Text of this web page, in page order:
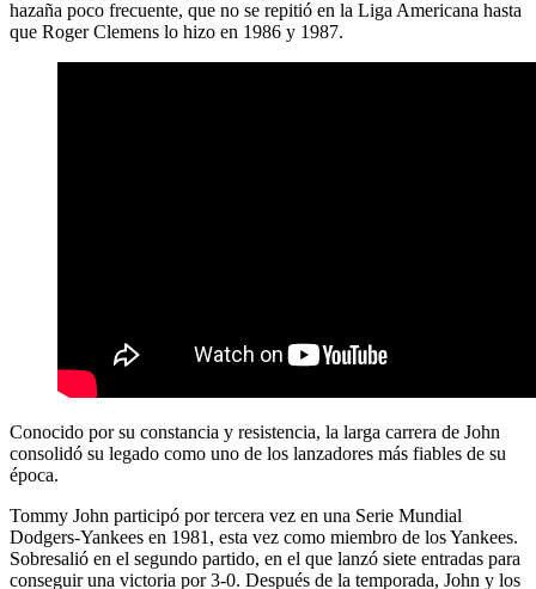
hazaña poco frecuente, que no se repitió en la Liga Americana hasta
que Roger Clemens lo hizo en 1986 y 1987.
Conocido por su constancia y resistencia, la larga carrera de John
consolidó su legado como uno de los lanzadores más fiables de su
época.
Tommy John participó por tercera vez en una Serie Mundial
Dodgers-Yankees en 1981, esta vez como miembro de los Yankees.
Sobresalió en el segundo partido, en el que lanzó siete entradas para
conseguir una victoria por 3-0. Después de la temporada, John y los